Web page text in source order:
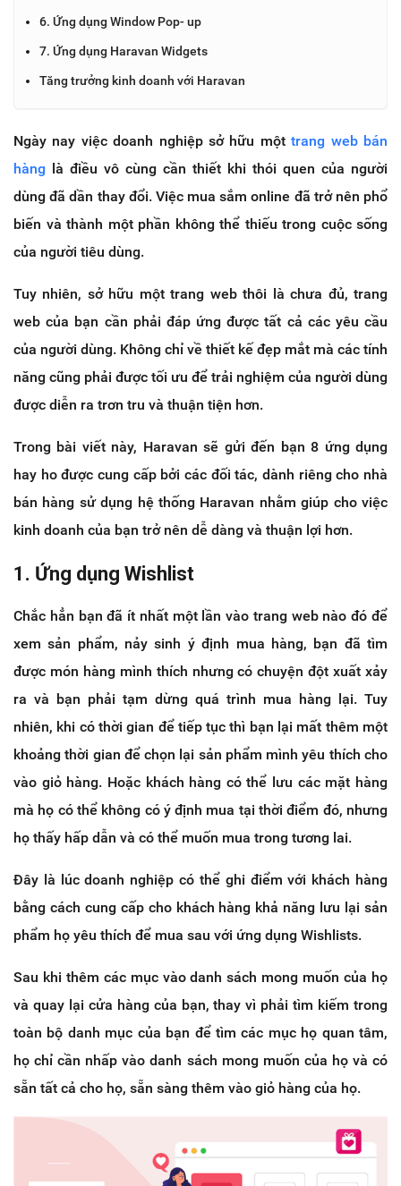
6. Ứng dụng Window Pop- up
7. Ứng dụng Haravan Widgets
Tăng trưởng kinh doanh với Haravan
Ngày nay việc doanh nghiệp sở hữu mộttrang web bán
hàng là điều vô cùng cần thiết khi thói quen của người
dùng đã dần thay đổi. Việc mua sắm online đã trở nên phổ
biến và thành một phần không thể thiếu trong cuộc sống
của người tiêu dùng.
Tuy nhiên, sở hữu một trang web thôi là chưa đủ, trang
web của bạn cần phải đáp ứng được tất cả các yêu cầu
của người dùng. Không chỉ về thiết kế đẹp mắt mà các tính
năng cũng phải được tối ưu để trải nghiệm của người dùng
được diễn ra trơn tru và thuận tiện hơn.
Trong bài viết này, Haravan sẽ gửi đến bạn 8 ứng dụng
hay ho được cung cấp bởi các đối tác, dành riêng cho nhà
bán hàng sử dụng hệ thống Haravan nhằm giúp cho việc
kinh doanh của bạn trở nên dễ dàng và thuận lợi hơn.
1. Ứng dụng Wishlist
Chắc hẳn bạn đã ít nhất một lần vào trang web nào đó để
xem sản phẩm, nảy sinh ý định mua hàng, bạn đã tìm
được món hàng mình thích nhưng có chuyện đột xuất xảy
ra và bạn phải tạm dừng quá trình mua hàng lại. Tuy
nhiên, khi có thời gian để tiếp tục thì bạn lại mất thêm một
khoảng thời gian để chọn lại sản phẩm mình yêu thích cho
vào giỏ hàng. Hoặc khách hàng có thể lưu các mặt hàng
mà họ có thể không có ý định mua tại thời điểm đó, nhưng
họ thấy hấp dẫn và có thể muốn mua trong tương lai.
Đây là lúc doanh nghiệp có thể ghi điểm với khách hàng
bằng cách cung cấp cho khách hàng khả năng lưu lại sản
phẩm họ yêu thích để mua sau với ứng dụng Wishlists.
Sau khi thêm các mục vào danh sách mong muốn của họ
và quay lại cửa hàng của bạn, thay vì phải tìm kiếm trong
toàn bộ danh mục của bạn để tìm các mục họ quan tâm,
họ chỉ cần nhấp vào danh sách mong muốn của họ và có
sẵn tất cả cho họ, sẵn sàng thêm vào giỏ hàng của họ.